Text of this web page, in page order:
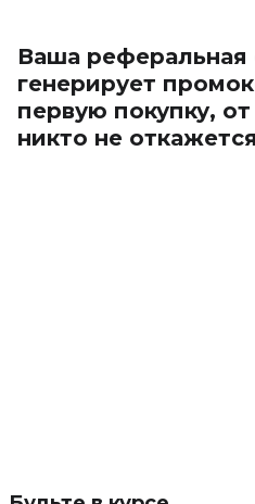
Ваша реферальная
генерирует
первую покупку,
никто не